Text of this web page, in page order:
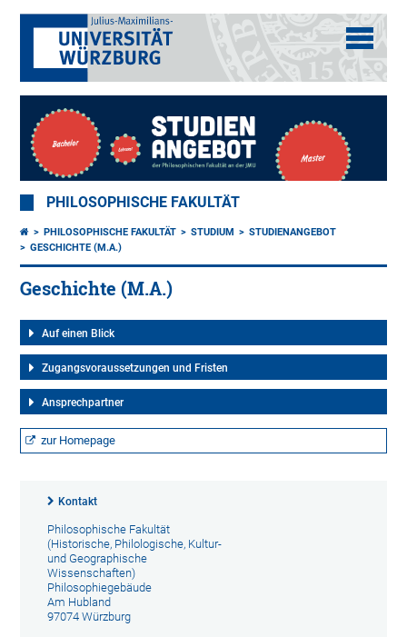
PHILOSOPHISCHE FAKULTÄT
PHILOSOPHISCHE FAKULTÄT STUDIUM
STUDIENANGEBOT
GESCHICHTE (M.A.)
Geschichte (M.A.)
Auf einen Blick
Zugangsvoraussetzungen und Fristen
Ansprechpartner
zur Homepage
Kontakt
Philosophische Fakultät
(Historische, Philologische, Kultur-
und Geographische
Wissenschaften)
Philosophiegebäude
Am Hubland
97074 Würzburg